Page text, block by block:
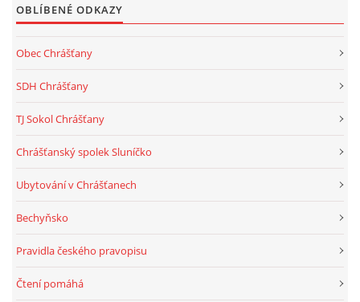
OBLÍBENÉ ODKAZY
Obec Chrášťany
SDH Chrášťany
TJ Sokol Chrášťany
Chrášťanský spolek Sluníčko
Ubytování v Chrášťanech
Bechyňsko
Pravidla českého pravopisu
Čtení pomáhá